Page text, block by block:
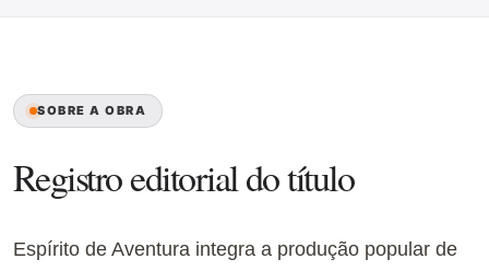
SOBRE A OBRA
Registro editorial do título
Espírito de Aventura integra a produção popular de